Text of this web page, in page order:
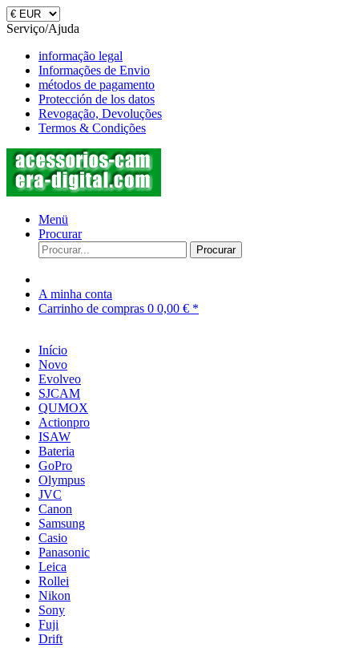
Serviço/Ajuda
informação legal
Informações de Envio
métodos de pagamento
Protección de los datos
Revogação, Devoluções
Termos & Condições
Menü
Procurar
Procurar
A minha conta
Carrinho de compras 0 0,00 € *
Início
Novo
Evolveo
SJCAM
QUMOX
Actionpro
ISAW
Bateria
GoPro
Olympus
JVC
Canon
Samsung
Casio
Panasonic
Leica
Rollei
Nikon
Sony
Fuji
Drift